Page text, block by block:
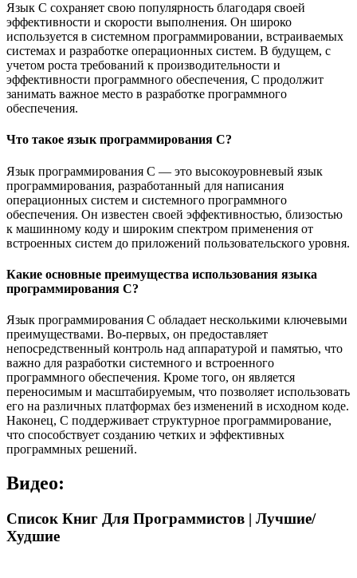
Язык C сохраняет свою популярность благодаря своей
эффективности и скорости выполнения. Он широко
используется в системном программировании, встраиваемых
системах и разработке операционных систем. В будущем, с
учетом роста требований к производительности и
эффективности программного обеспечения, C продолжит
занимать важное место в разработке программного
обеспечения.
Что такое язык программирования C?
Язык программирования C — это высокоуровневый язык
программирования, разработанный для написания
операционных систем и системного программного
обеспечения. Он известен своей эффективностью, близостью
к машинному коду и широким спектром применения от
встроенных систем до приложений пользовательского уровня.
Какие основные преимущества использования языка
программирования C?
Язык программирования C обладает несколькими ключевыми
преимуществами. Во-первых, он предоставляет
непосредственный контроль над аппаратурой и памятью, что
важно для разработки системного и встроенного
программного обеспечения. Кроме того, он является
переносимым и масштабируемым, что позволяет использовать
его на различных платформах без изменений в исходном коде.
Наконец, C поддерживает структурное программирование,
что способствует созданию четких и эффективных
программных решений.
Видео:
Список Книг Для Программистов | Лучшие/
Худшие